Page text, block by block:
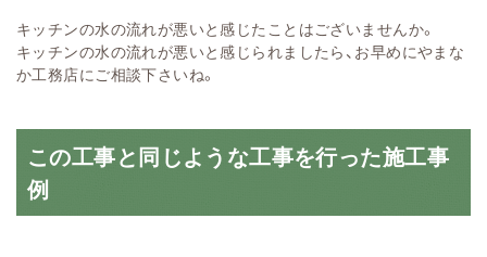
キッチンの水の流れが悪いと感じたことはございませんか。
キッチンの水の流れが悪いと感じられましたら、お早めにやまな
か工務店にご相談下さいね。
この工事と同じような工事を行った施工事
例